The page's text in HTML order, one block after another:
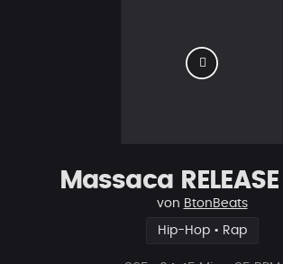
Massaca RELEASE
von BtonBeats
Hip-Hop • Rap